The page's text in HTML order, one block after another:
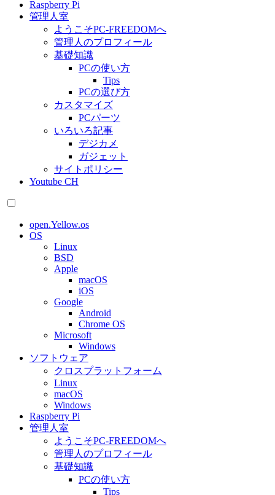
Raspberry Pi
管理人室
ようこそPC-FREEDOMへ
管理人のプロフィール
基礎知識
PCの使い方
Tips
PCの選び方
カスタマイズ
PCパーツ
いろいろ記事
デジカメ
ガジェット
サイトポリシー
Youtube CH
open.Yellow.os
OS
Linux
BSD
Apple
macOS
iOS
Google
Android
Chrome OS
Microsoft
Windows
ソフトウェア
クロスプラットフォーム
Linux
macOS
Windows
Raspberry Pi
管理人室
ようこそPC-FREEDOMへ
管理人のプロフィール
基礎知識
PCの使い方
Tips